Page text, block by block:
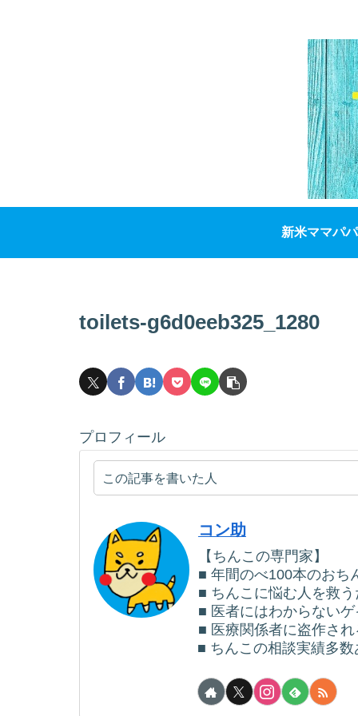
新米ママパ
toilets-g6d0eeb325_1280
プロフィール
この記事を書いた人
コン助
【ちんこの専門家】
■ 年間のべ100本のおち
■ ちんこに悩む人を救
■ 医者にはわからない
■ 医療関係者に盗作さ
■ ちんこの相談実績多